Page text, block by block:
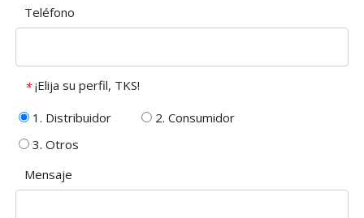
Teléfono
* ¡Elija su perfil, TKS!
1. Distribuidor
2. Consumidor
3. Otros
Mensaje